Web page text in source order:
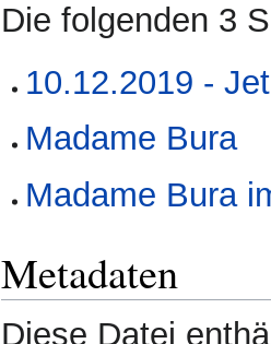
Die folgenden 3
10.12.2019 -
Madame Bura
Madame Bura
Metadaten
Diese Datei